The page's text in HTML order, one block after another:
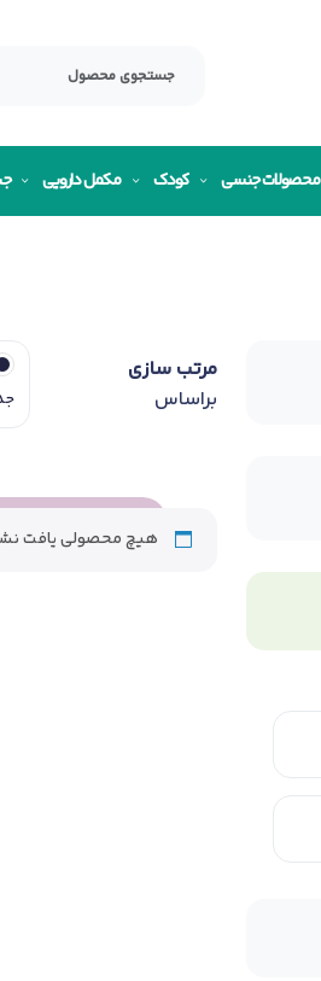
محصولات جنسی کودک مکمل دارویی
مرتب سازی
براساس
هیچ محصولی یافت